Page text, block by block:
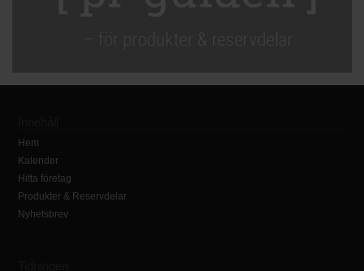
Hem
Kalender
Hitta företag
Produkter & Reservdelar
Nyhetsbrev